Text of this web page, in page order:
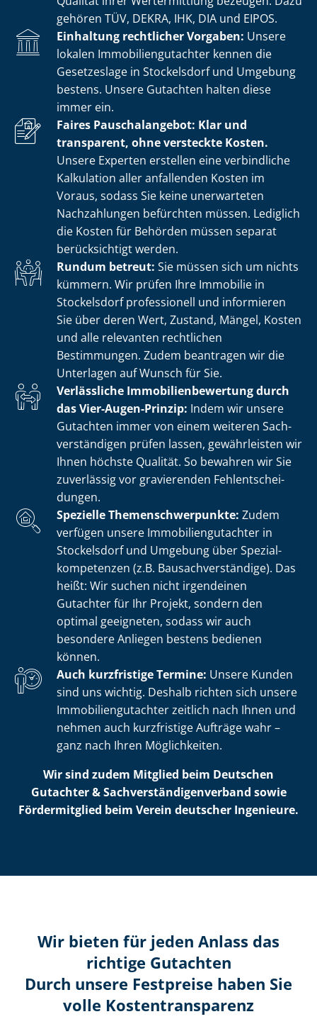
gehören TÜV, DEKRA, IHK, DIA und EIPOS.
Einhaltung rechtlicher Vorgaben: Unsere
lokalen Im­mo­bi­li­en­gut­ach­ter kennen die
Gesetzeslage in Stockelsdorf und Umgebung
bestens. Unsere Gutachten halten diese
immer ein.
Faires Pauschalangebot: Klar und
transparent, ohne versteckte Kosten.
Unsere Experten erstellen eine verbindliche
Kalkulation aller anfallenden Kosten im
Voraus, sodass Sie keine unerwarteten
Nachzahlungen befürchten müssen. Lediglich
die Kosten für Behörden müssen separat
berücksichtigt werden.
Rundum betreut: Sie müssen sich um nichts
kümmern. Wir prüfen Ihre Immobilie in
Stockelsdorf professionell und informieren
Sie über deren Wert, Zustand, Mängel, Kosten
und alle relevanten rechtlichen
Bestimmungen. Zudem beantragen wir die
Unterlagen auf Wunsch für Sie.
Verlässliche Im­mo­bi­li­en­be­wer­tung durch
das Vier-Augen-Prinzip: Indem wir unsere
Gutachten immer von einem weiteren Sach­
ver­stän­di­gen prüfen lassen, gewährleisten wir
Ihnen höchste Qualität. So bewahren wir Sie
zuverlässig vor gravierenden Fehl­ent­schei­
dun­gen.
Spezielle The­men­schwer­punk­te: Zudem
verfügen unsere Im­mo­bi­li­en­gut­ach­ter in
Stockelsdorf und Umgebung über Spe­zi­al­
kom­pe­ten­zen (z.B. Bau­sach­ver­stän­di­ge). Das
heißt: Wir suchen nicht irgendeinen
Gutachter für Ihr Projekt, sondern den
optimal geeigneten, sodass wir auch
besondere Anliegen bestens bedienen
können.
Auch kurzfristige Termine: Unsere Kunden
sind uns wichtig. Deshalb richten sich unsere
Im­mo­bi­li­en­gut­ach­ter zeitlich nach Ihnen und
nehmen auch kurzfristige Aufträge wahr –
ganz nach Ihren Möglichkeiten.
Wir sind zudem Mitglied beim Deutschen
Gutachter & Sach­ver­stän­di­gen­ver­band sowie
Fördermitglied beim Verein deutscher Ingenieure.
Wir bieten für jeden Anlass das
richtige Gutachten
Durch unsere Festpreise haben Sie
volle Kosten­transparenz